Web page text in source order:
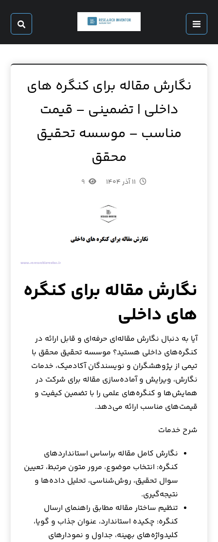
نگارش مقاله برای کنگره های
داخلی | تضمینی – قیمت
مناسب – موسسه تحقیق
محقق
۱۱ آذر ۱۴۰۴ ۹
نگارش مقاله برای کنگره
های داخلی
آیا به دنبال نگارش مقاله‌ای حرفه‌ای و قابل ارائه در
کنگره‌های داخلی هستید؟ موسسه تحقیق محقق با
تیمی از پژوهشگران و نویسندگان آکادمیک، خدمات
نگارش، ویرایش و آماده‌سازی مقاله برای شرکت در
همایش‌ها و کنگره‌های علمی را با تضمین کیفیت و
قیمت‌های مناسب ارائه می‌دهد.
شرح خدمات
نگارش کامل مقاله براساس استانداردهای
کنگره: انتخاب موضوع، مرور متون مرتبط، تعیین
سوال تحقیق، روش‌شناسی، تحلیل داده‌ها و
نتیجه‌گیری.
تنظیم ساختار مقاله مطابق راهنمای ارسال
کنگره: چکیده استاندارد، عنوان جذاب و گویا،
کلیدواژه‌های بهینه، جداول و نمودارهای